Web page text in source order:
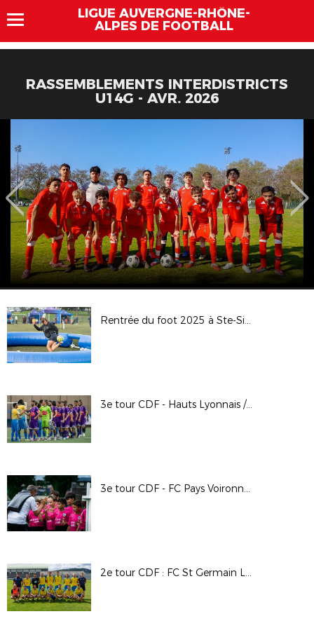
LIGUE AUVERGNE-RHÔNE-
ALPES DE FOOTBALL
RASSEMBLEMENTS INTERDISTRICTS
U14G - AVR. 2026
Rentrée du foot 2025 à Ste-Sigolène (43)
3e tour CDF - Hauts Lyonnais / FC Riom - Alain Chenevière
3e tour CDF - FC Pays Voironnais / AC Seyssinet Pariset - Arthur Farges
2e tour CDF : FC St Germain Laprade (D1) - US Fontannes (R3)